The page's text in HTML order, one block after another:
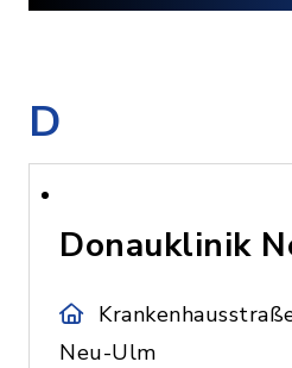
D
Donauklinik
Neu-Ulm